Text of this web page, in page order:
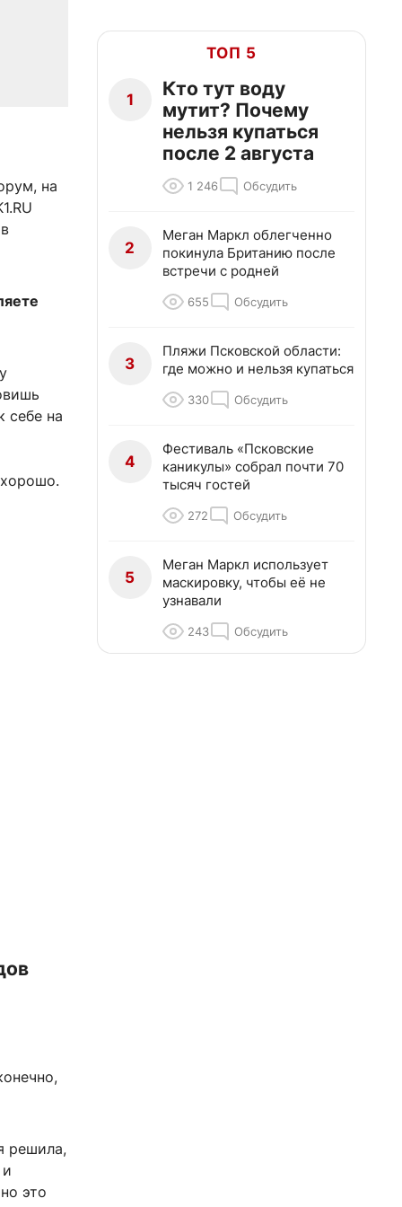
на
себе на
решила,
это
ТОП 5
1
Кто тут воду
мутит? Почему
нельзя купаться
после 2 августа
1 246 Обсудить
2
Меган Маркл облегченно
покинула Британию после
встречи с родней
655 Обсудить
3
Пляжи Псковской области:
где можно и нельзя купаться
330 Обсудить
4
Фестиваль «Псковские
каникулы» собрал почти 70
тысяч гостей
272 Обсудить
5
Меган Маркл использует
маскировку, чтобы её не
узнавали
243 Обсудить